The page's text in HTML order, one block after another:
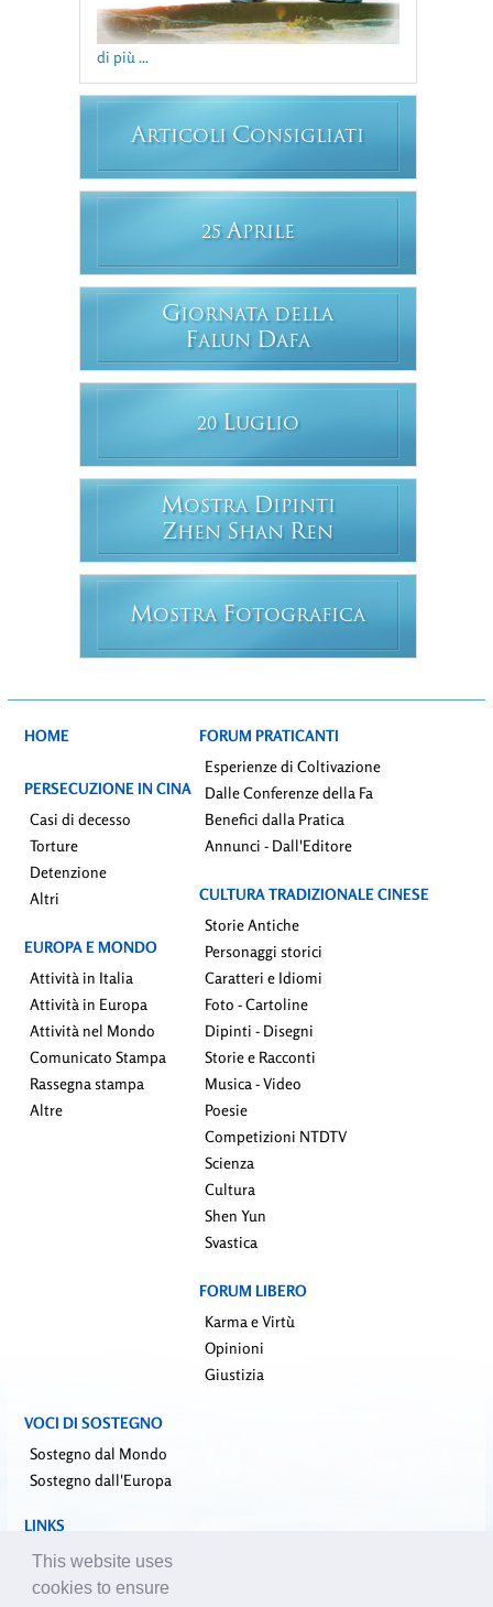
di più ...
ARTICOLI CONSIGLIATI
25 APRILE
GIORNATA DELLA
FALUN DAFA
20 LUGLIO
MOSTRA DIPINTI
ZHEN SHAN REN
MOSTRA FOTOGRAFICA
HOME
PERSECUZIONE IN CINA
Casi di decesso
Torture
Detenzione
Altri
EUROPA E MONDO
Attività in Italia
Attività in Europa
Attività nel Mondo
Comunicato Stampa
Rassegna stampa
Altre
FORUM PRATICANTI
Esperienze di Coltivazione
Dalle Conferenze della Fa
Benefici dalla Pratica
Annunci - Dall'Editore
CULTURA TRADIZIONALE CINESE
Storie Antiche
Personaggi storici
Caratteri e Idiomi
Foto - Cartoline
Dipinti - Disegni
Storie e Racconti
Musica - Video
Poesie
Competizioni NTDTV
Scienza
Cultura
Shen Yun
Svastica
FORUM LIBERO
Karma e Virtù
Opinioni
Giustizia
VOCI DI SOSTEGNO
Sostegno dal Mondo
Sostegno dall'Europa
LINKS
falundafa.org (it)
faluninfo.net
This website uses
cookies to ensure